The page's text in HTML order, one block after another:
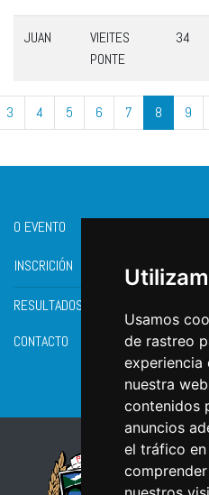
Usamos
de rastreo
experiencia
nuestra
contenidos
anuncios
el tráfico
JUAN
VIEITES
PONTE
34
3 4 5 6 7 8 9
O EVENTO
INSCRICIÓN
RESULTADOS
CONTACTO